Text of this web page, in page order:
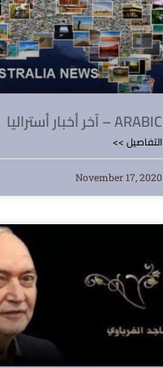
آخر أخبار أستراليا – ARABIC
<< التفاصيل
November 17, 2020